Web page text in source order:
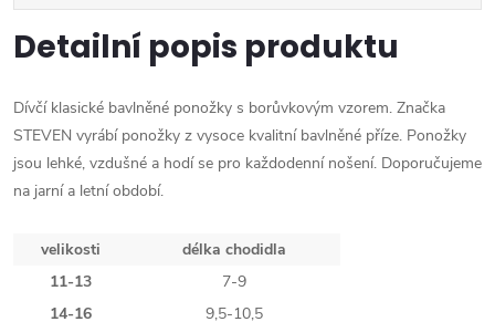
Detailní popis produktu
Dívčí klasické bavlněné ponožky s borůvkovým vzorem. Značka
STEVEN vyrábí ponožky z vysoce kvalitní bavlněné příze. Ponožky
jsou lehké, vzdušné a hodí se pro každodenní nošení. Doporučujeme
na jarní a letní období.
velikosti
délka chodidla
11-13
7-9
14-16
9,5-10,5